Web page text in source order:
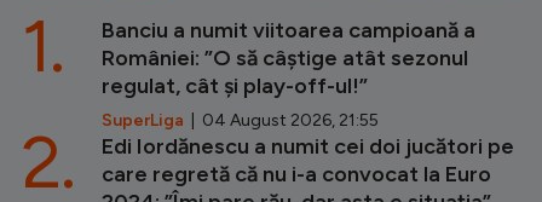
Banciu a numit viitoarea campioană a
României: ”O să câștige atât sezonul
regulat, cât și play-off-ul!”
SuperLiga | 04 August 2026, 21:55
1.
Edi Iordănescu a numit cei doi jucători pe
care regretă că nu i-a convocat la Euro
2.